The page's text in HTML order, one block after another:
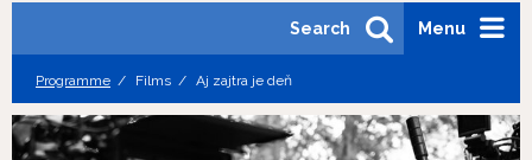
Menu
Search
Programme Films Aj zajtra je deň